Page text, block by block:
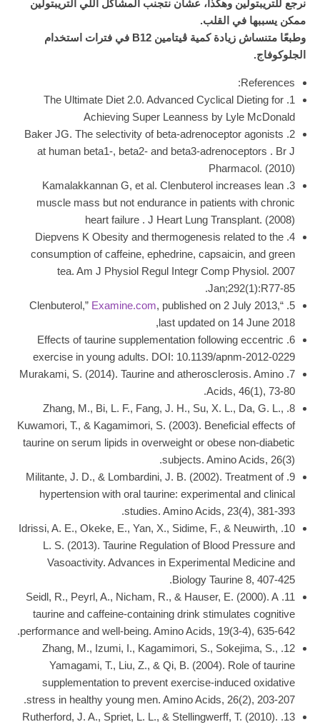
نرجع للتريبتولين وهكذا، عشان نتجنب المشاكل اللي التريبتولين
ممكن يسببها في القلب.
وطبعًا متنساش زيادة كمية ڤيتامين B12 في فترات استخدام
الجلوكوفاج.
References:
1. The Ultimate Diet 2.0. Advanced Cyclical Dieting for
Achieving Super Leanness by Lyle McDonald
2. Baker JG. The selectivity of beta-adrenoceptor agonists
at human beta1-, beta2- and beta3-adrenoceptors . Br J
Pharmacol. (2010)
3. Kamalakkannan G, et al. Clenbuterol increases lean
muscle mass but not endurance in patients with chronic
heart failure . J Heart Lung Transplant. (2008)
4. Diepvens K Obesity and thermogenesis related to the
consumption of caffeine, ephedrine, capsaicin, and green
tea. Am J Physiol Regul Integr Comp Physiol. 2007
Jan;292(1):R77-85.
5. “Clenbuterol,”
Examine.com, published on 2 July 2013,
last updated on 14 June 2018,
6. Effects of taurine supplementation following eccentric
exercise in young adults. DOI: 10.1139/apnm-2012-0229
7. Murakami, S. (2014). Taurine and atherosclerosis. Amino
Acids, 46(1), 73-80.
8. Zhang, M., Bi, L. F., Fang, J. H., Su, X. L., Da, G. L.,
Kuwamori, T., & Kagamimori, S. (2003). Beneficial effects of
taurine on serum lipids in overweight or obese non-diabetic
subjects. Amino Acids, 26(3).
9. Militante, J. D., & Lombardini, J. B. (2002). Treatment of
hypertension with oral taurine: experimental and clinical
studies. Amino Acids, 23(4), 381-393.
10. Idrissi, A. E., Okeke, E., Yan, X., Sidime, F., & Neuwirth,
L. S. (2013). Taurine Regulation of Blood Pressure and
Vasoactivity. Advances in Experimental Medicine and
Biology Taurine 8, 407-425.
11. Seidl, R., Peyrl, A., Nicham, R., & Hauser, E. (2000). A
taurine and caffeine-containing drink stimulates cognitive
performance and well-being. Amino Acids, 19(3-4), 635-642.
12. Zhang, M., Izumi, I., Kagamimori, S., Sokejima, S.,
Yamagami, T., Liu, Z., & Qi, B. (2004). Role of taurine
supplementation to prevent exercise-induced oxidative
stress in healthy young men. Amino Acids, 26(2), 203-207.
13. Rutherford, J. A., Spriet, L. L., & Stellingwerff, T. (2010).